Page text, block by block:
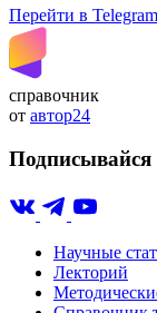
Перейти в
справочник
от автор24
Подписывайся
Научные
Лекторий